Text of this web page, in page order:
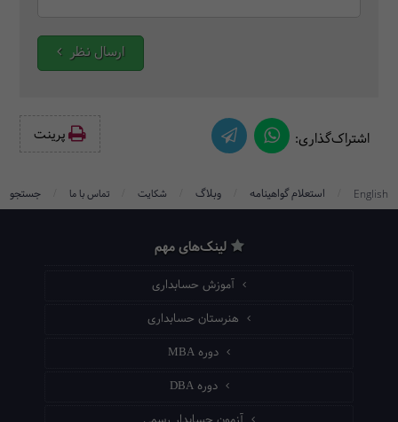
ارسال نظر
اشتراک‌گذاری: پرینت‌
English استعلام گواهینامه وبلاگ شکایت تماس با ما جستجو
لینک‌های مهم
آموزش حسابداری
هنرستان حسابداری
دوره MBA
دوره DBA